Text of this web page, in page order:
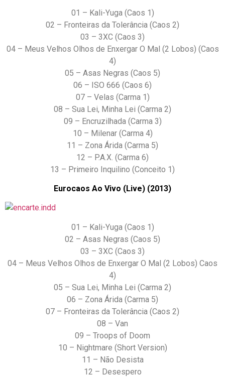
01 – Kali-Yuga (Caos 1)
02 – Fronteiras da Tolerância (Caos 2)
03 – 3XC (Caos 3)
04 – Meus Velhos Olhos de Enxergar O Mal (2 Lobos) (Caos
4)
05 – Asas Negras (Caos 5)
06 – ISO 666 (Caos 6)
07 – Velas (Carma 1)
08 – Sua Lei, Minha Lei (Carma 2)
09 – Encruzilhada (Carma 3)
10 – Milenar (Carma 4)
11 – Zona Árida (Carma 5)
12 – P.A.X. (Carma 6)
13 – Primeiro Inquilino (Conceito 1)
Eurocaos Ao Vivo (Live) (2013)
01 – Kali-Yuga (Caos 1)
02 – Asas Negras (Caos 5)
03 – 3XC (Caos 3)
04 – Meus Velhos Olhos de Enxergar O Mal (2 Lobos) Caos
4)
05 – Sua Lei, Minha Lei (Carma 2)
06 – Zona Árida (Carma 5)
07 – Fronteiras da Tolerância (Caos 2)
08 – Van
09 – Troops of Doom
10 – Nightmare (Short Version)
11 – Não Desista
12 – Desespero